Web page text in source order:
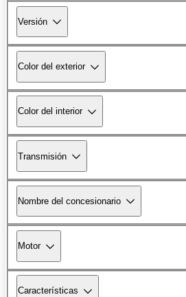
Versión
Color del exterior
Color del interior
Transmisión
Nombre del concesionario
Motor
Características